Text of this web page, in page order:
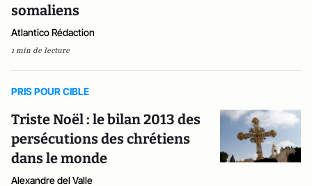
somaliens
Atlantico Rédaction
1 min de lecture
PRIS POUR CIBLE
Triste Noël : le bilan 2013 des
persécutions des chrétiens
dans le monde
Alexandre del Valle